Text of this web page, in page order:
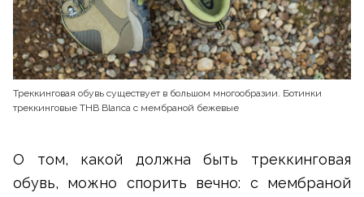
Треккинговая обувь существует в большом многообразии. Ботинки
треккинговые THB Blanca с мембраной бежевые
О том, какой должна быть треккинговая
обувь, можно спорить вечно: с мембраной